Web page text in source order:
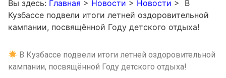
Вы здесь: Главная > Новости > Новости >
В
Кузбассе подвели итоги летней оздоровительной
кампании, посвящённой Году детского отдыха!
В Кузбассе подвели итоги летней оздоровительной
кампании, посвящённой Году детского отдыха!